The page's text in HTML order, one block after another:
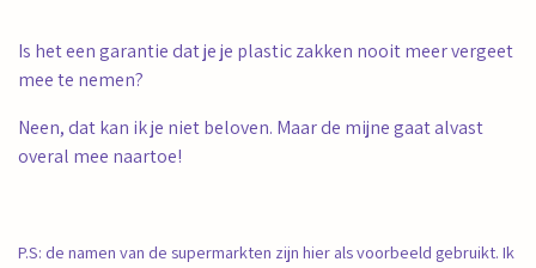
Is het een garantie dat je je plastic zakken nooit meer vergeet
mee te nemen?
Neen, dat kan ik je niet beloven. Maar de mijne gaat alvast
overal mee naartoe!
P.S: de namen van de supermarkten zijn hier als voorbeeld gebruikt. Ik